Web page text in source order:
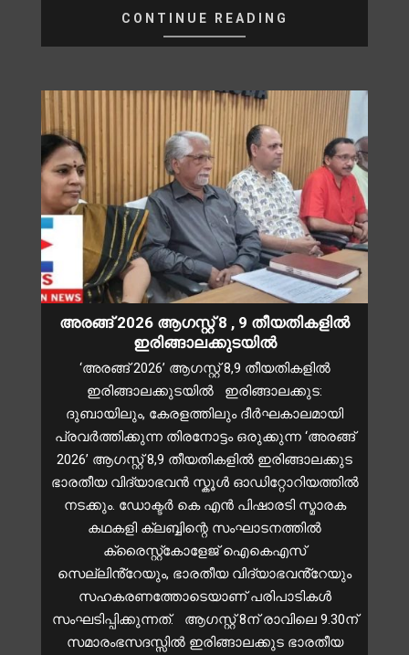
CONTINUE READING
അരങ്ങ് 2026 ആഗസ്റ്റ് 8 , 9 തീയതികളിൽ
ഇരിങ്ങാലക്കുടയിൽ
‘അരങ്ങ് 2026’ ആഗസ്റ്റ് 8,9 തീയതികളിൽ
ഇരിങ്ങാലക്കുടയിൽ ഇരിങ്ങാലക്കുട:
ദുബായിലും, കേരളത്തിലും ദീർഘകാലമായി
പ്രവർത്തിക്കുന്ന തിരനോട്ടം ഒരുക്കുന്ന ‘അരങ്ങ്
2026’ ആഗസ്റ്റ് 8,9 തീയതികളിൽ ഇരിങ്ങാലക്കുട
ഭാരതീയ വിദ്യാഭവൻ സ്കൂൾ ഓഡിറ്റോറിയത്തിൽ
നടക്കും. ഡോക്ടർ കെ എൻ പിഷാരടി സ്മാരക
കഥകളി ക്ലബ്ബിന്റെ സംഘാടനത്തിൽ
ക്രൈസ്റ്റ്കോളേജ് ഐകെഎസ്
സെല്ലിൻ്റേയും, ഭാരതീയ വിദ്യാഭവൻ്റേയും
സഹകരണത്തോടെയാണ് പരിപാടികൾ
സംഘടിപ്പിക്കുന്നത്. ആഗസ്റ്റ് 8ന് രാവിലെ 9.30ന്
സമാരംഭസദസ്സിൽ ഇരിങ്ങാലക്കുട ഭാരതീയ